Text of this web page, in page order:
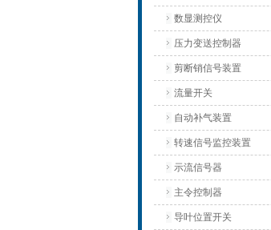
数显测控仪
压力变送控制器
剪断销信号装置
流量开关
自动补气装置
转速信号监控装置
示流信号器
主令控制器
导叶位置开关